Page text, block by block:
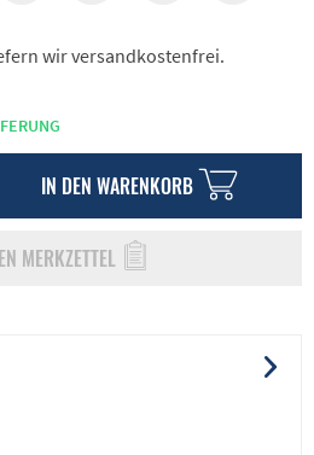
IN DEN WARENKORB
MERKZETTEL
wir versandkostenfrei.